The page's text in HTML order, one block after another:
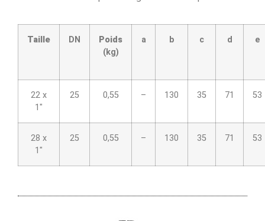
Taille DN
Poids
(kg)
a b c d e
22 x
1″
25 0,55 – 130 35 71 53
28 x
1″
25 0,55 – 130 35 71 53